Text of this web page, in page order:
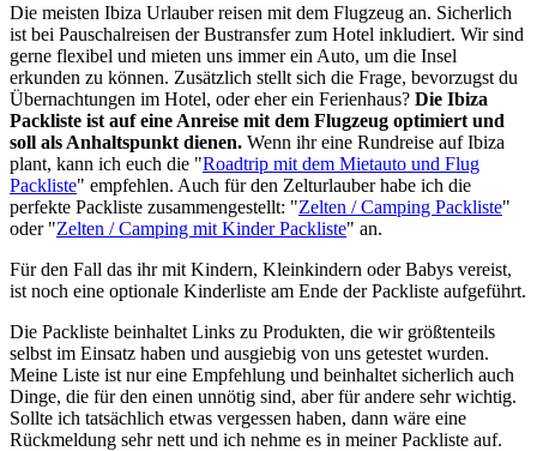
Die meisten Ibiza Urlauber reisen mit dem Flugzeug an. Sicherlich
ist bei Pauschalreisen der Bustransfer zum Hotel inkludiert. Wir sind
gerne flexibel und mieten uns immer ein Auto, um die Insel
erkunden zu können. Zusätzlich stellt sich die Frage, bevorzugst du
Übernachtungen im Hotel, oder eher ein Ferienhaus? Die Ibiza
Packliste ist auf eine Anreise mit dem Flugzeug optimiert und
soll als Anhaltspunkt dienen. Wenn ihr eine Rundreise auf Ibiza
plant, kann ich euch die "Roadtrip mit dem Mietauto und Flug
Packliste" empfehlen. Auch für den Zelturlauber habe ich die
perfekte Packliste zusammengestellt: "Zelten / Camping Packliste"
oder "Zelten / Camping mit Kinder Packliste" an.
Für den Fall das ihr mit Kindern, Kleinkindern oder Babys vereist,
ist noch eine optionale Kinderliste am Ende der Packliste aufgeführt.
Die Packliste beinhaltet Links zu Produkten, die wir größtenteils
selbst im Einsatz haben und ausgiebig von uns getestet wurden.
Meine Liste ist nur eine Empfehlung und beinhaltet sicherlich auch
Dinge, die für den einen unnötig sind, aber für andere sehr wichtig.
Sollte ich tatsächlich etwas vergessen haben, dann wäre eine
Rückmeldung sehr nett und ich nehme es in meiner Packliste auf.